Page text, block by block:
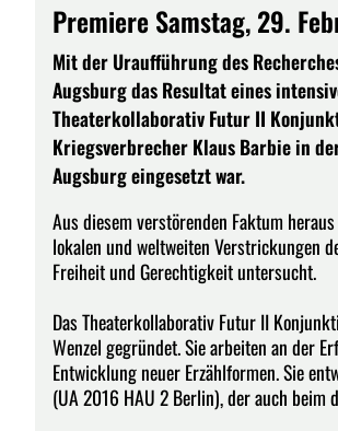
Premiere Samstag, 29.
Mit der Uraufführung des
Augsburg das Resultat eines
Theaterkollaborativ Futur II
Kriegsverbrecher Klaus Barbie in
Augsburg eingesetzt war.
Aus diesem verstörenden Faktum
lokalen und weltweiten Verstrickungen
Freiheit und Gerechtigkeit untersucht.
Das Theaterkollaborativ Futur II
Wenzel gegründet. Sie arbeiten an der
Entwicklung neuer Erzählformen. Sie
(UA 2016 HAU 2 Berlin), der auch